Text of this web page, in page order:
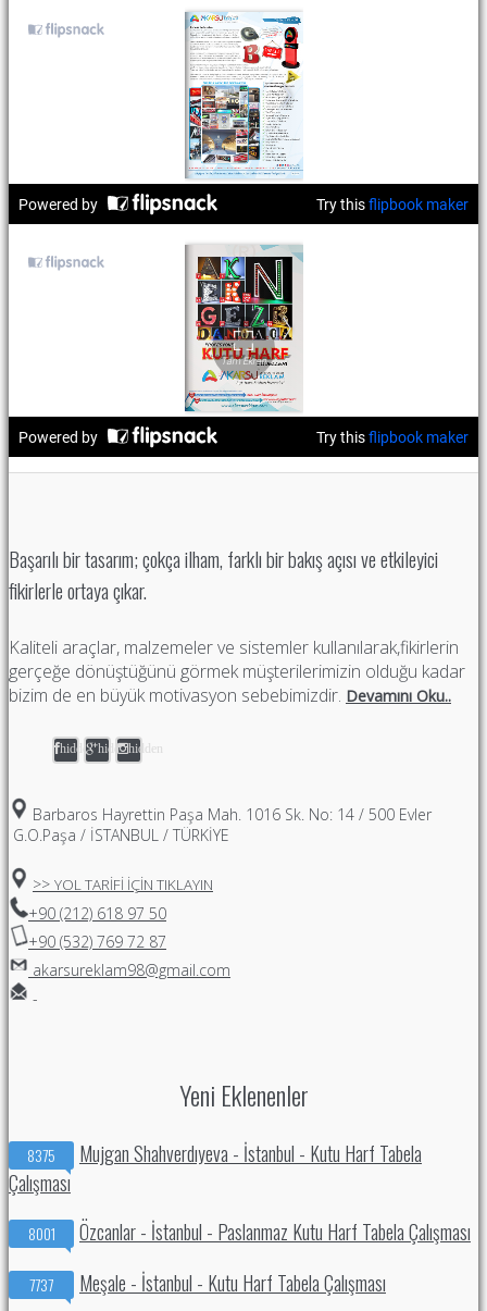
Başarılı bir tasarım; çokça ilham, farklı bir bakış açısı ve etkileyici
fikirlerle ortaya çıkar.
Kaliteli araçlar, malzemeler ve sistemler kullanılarak,fikirlerin
gerçeğe dönüştüğünü görmek müşterilerimizin olduğu kadar
bizim de en büyük motivasyon sebebimizdir. Devamını Oku..
hidden hiddenhidden
Barbaros Hayrettin Paşa Mah. 1016 Sk. No: 14 / 500 Evler
G.O.Paşa / İSTANBUL / TÜRKİYE
>> YOL TARİFİ İÇİN TIKLAYIN
+90 (212) 618 97 50
+90 (532) 769 72 87
akarsureklam98@gmail.com
-
Yeni Eklenenler
8375
Mujgan Shahverdıyeva - İstanbul - Kutu Harf Tabela
Çalışması
8001 Özcanlar - İstanbul - Paslanmaz Kutu Harf Tabela Çalışması
7737 Meşale - İstanbul - Kutu Harf Tabela Çalışması